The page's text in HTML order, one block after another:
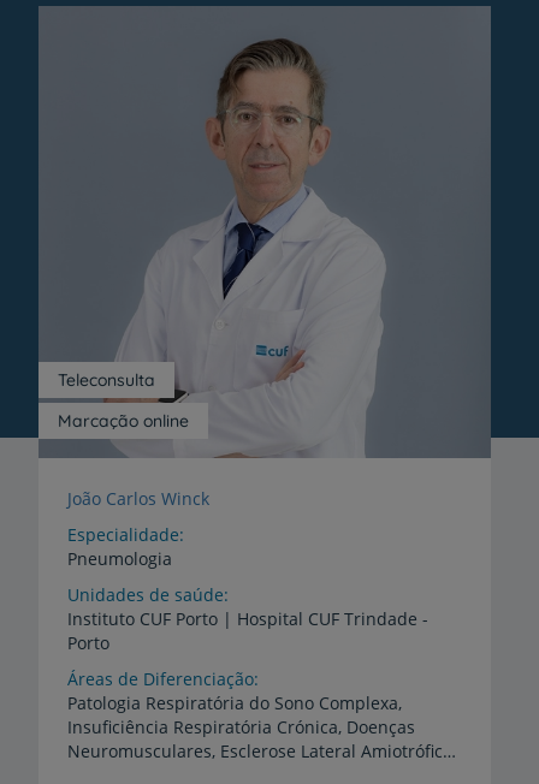
Marcação online
Teleconsulta
João Carlos Winck
Especialidade
Pneumologia
Unidades de saúde
Instituto CUF Porto | Hospital CUF Trindade -
Porto
Áreas de Diferenciação
Patologia Respiratória do Sono Complexa,
Insuficiência Respiratória Crónica, Doenças
Neuromusculares, Esclerose Lateral Amiotrófica, Oxigenoterapia, Ventilação Não Invasiva, Fadiga crónica/COVID Longo, Tosse Crónica